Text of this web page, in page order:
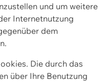
und um weitere
Internetnutzung
dem
Die durch das
über Ihre Benutzung